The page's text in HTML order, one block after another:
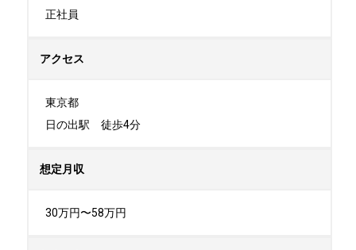
正社員
アクセス
東京都
日の出駅　徒歩4分
想定月収
30万円〜58万円